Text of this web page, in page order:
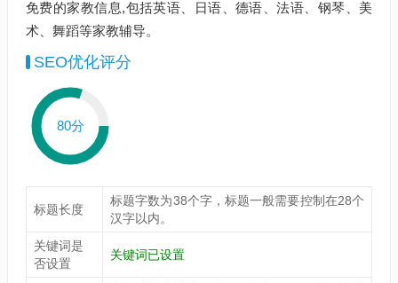
免费的家教信息,包括英语、日语、德语、法语、钢琴、美
术、舞蹈等家教辅导。
SEO优化评分
80分
标题长度
标题字数为38个字，标题一般需要控制在28个
汉字以内。
关键词是
否设置
关键词已设置